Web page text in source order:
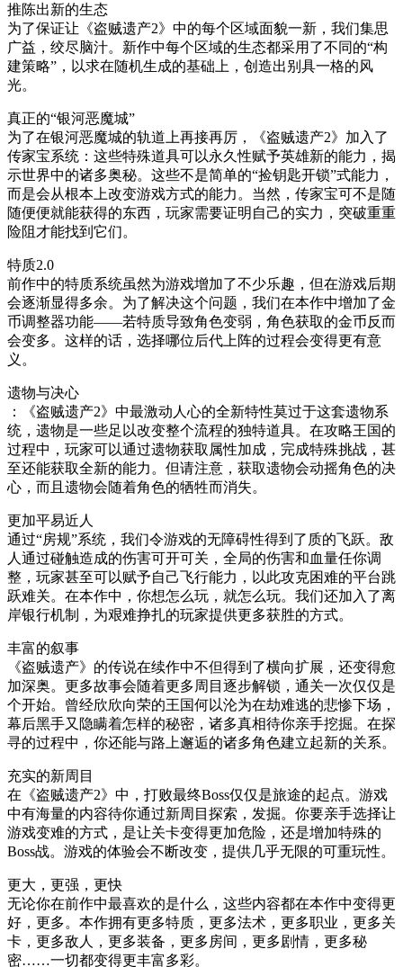
推陈出新的生态
为了保证让《盗贼遗产2》中的每个区域面貌一新，我们集思
广益，绞尽脑汁。新作中每个区域的生态都采用了不同的“构
建策略”，以求在随机生成的基础上，创造出别具一格的风
光。
真正的“银河恶魔城”
为了在银河恶魔城的轨道上再接再厉，《盗贼遗产2》加入了
传家宝系统：这些特殊道具可以永久性赋予英雄新的能力，揭
示世界中的诸多奥秘。这些不是简单的“捡钥匙开锁”式能力，
而是会从根本上改变游戏方式的能力。当然，传家宝可不是随
随便便就能获得的东西，玩家需要证明自己的实力，突破重重
险阻才能找到它们。
特质2.0
前作中的特质系统虽然为游戏增加了不少乐趣，但在游戏后期
会逐渐显得多余。为了解决这个问题，我们在本作中增加了金
币调整器功能——若特质导致角色变弱，角色获取的金币反而
会变多。这样的话，选择哪位后代上阵的过程会变得更有意
义。
遗物与决心
：《盗贼遗产2》中最激动人心的全新特性莫过于这套遗物系
统，遗物是一些足以改变整个流程的独特道具。在攻略王国的
过程中，玩家可以通过遗物获取属性加成，完成特殊挑战，甚
至还能获取全新的能力。但请注意，获取遗物会动摇角色的决
心，而且遗物会随着角色的牺牲而消失。
更加平易近人
通过“房规”系统，我们令游戏的无障碍性得到了质的飞跃。敌
人通过碰触造成的伤害可开可关，全局的伤害和血量任你调
整，玩家甚至可以赋予自己飞行能力，以此攻克困难的平台跳
跃难关。在本作中，你想怎么玩，就怎么玩。我们还加入了离
岸银行机制，为艰难挣扎的玩家提供更多获胜的方式。
丰富的叙事
《盗贼遗产》的传说在续作中不但得到了横向扩展，还变得愈
加深奥。更多故事会随着更多周目逐步解锁，通关一次仅仅是
个开始。曾经欣欣向荣的王国何以沦为在劫难逃的悲惨下场，
幕后黑手又隐瞒着怎样的秘密，诸多真相待你亲手挖掘。在探
寻的过程中，你还能与路上邂逅的诸多角色建立起新的关系。
充实的新周目
在《盗贼遗产2》中，打败最终Boss仅仅是旅途的起点。游戏
中有海量的内容待你通过新周目探索，发掘。你要亲手选择让
游戏变难的方式，是让关卡变得更加危险，还是增加特殊的
Boss战。游戏的体验会不断改变，提供几乎无限的可重玩性。
更大，更强，更快
无论你在前作中最喜欢的是什么，这些内容都在本作中变得更
好，更多。本作拥有更多特质，更多法术，更多职业，更多关
卡，更多敌人，更多装备，更多房间，更多剧情，更多秘
密……一切都变得更丰富多彩。